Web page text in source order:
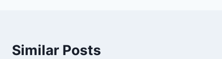
Similar Posts